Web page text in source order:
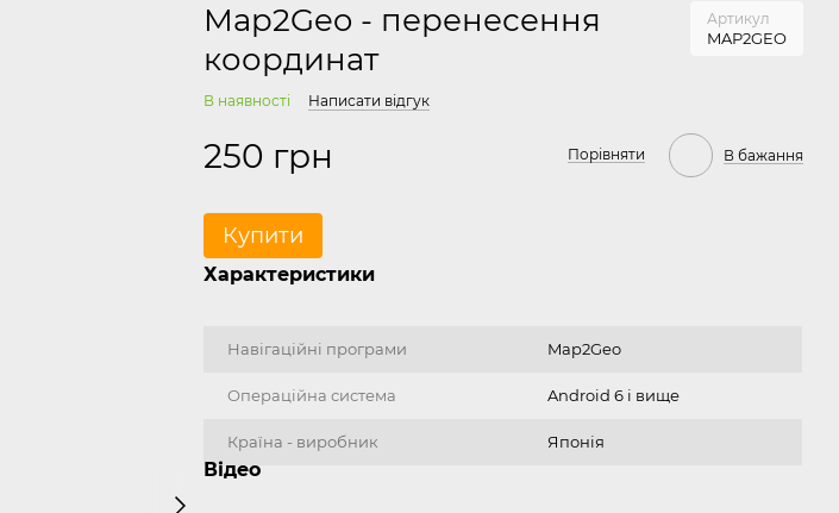
Map2Geo - перенесення
координат
Артикул
MAP2GEO
В наявності Написати відгук
250 грн Порівняти В бажання
Купити
Характеристики
Навігаційні програми Map2Geo
Операційна система Android 6 і вище
Країна - виробник Японія
Відео